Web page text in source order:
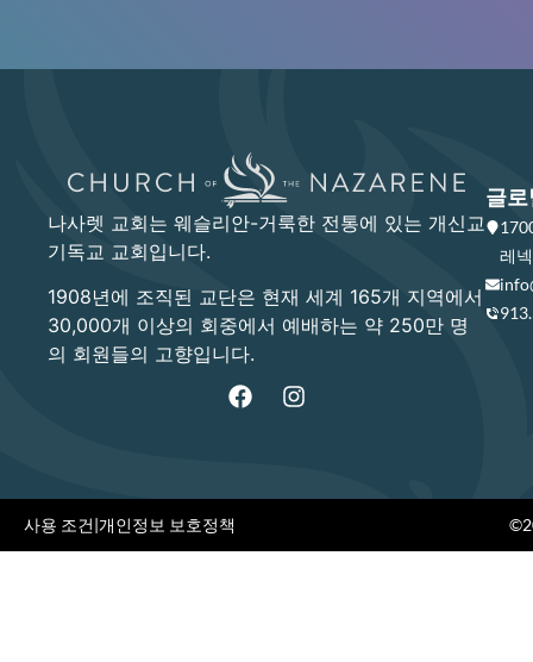
나사렛 교회는 웨슬리안-거룩한 전통에 있는 개신교
기독교 교회입니다.
1908년에 조직된 교단은 현재 세계 165개 지역에서
30,000개 이상의 회중에서 예배하는 약 250만 명
의 회원들의 고향입니다.
글로
레
사용 조건|개인정보 보호정책